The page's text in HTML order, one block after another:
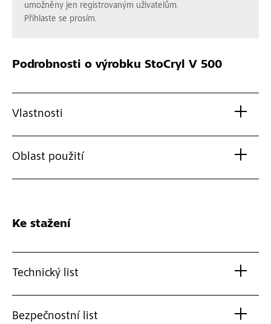
umožněny jen registrovaným uživatelům.
Přihlaste se prosím.
Podrobnosti o výrobku StoCryl V 500
Vlastnosti
Oblast použití
Ke stažení
Technický list
Bezpečnostní list